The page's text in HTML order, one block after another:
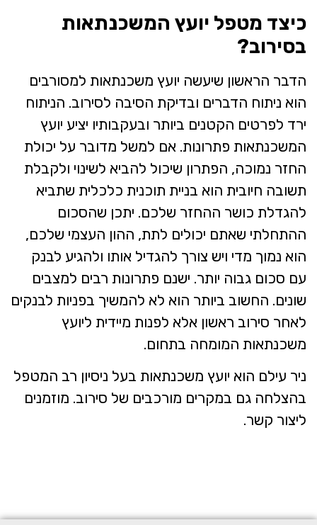
כיצד מטפל יועץ המשכנתאות
בסירוב?
הדבר הראשון שיעשה יועץ משכנתאות למסורבים
הוא ניתוח הדברים ובדיקת הסיבה לסירוב. הניתוח
ירד לפרטים הקטנים ביותר ובעקבותיו יציע יועץ
המשכנתאות פתרונות. אם למשל מדובר על יכולת
החזר נמוכה, הפתרון שיכול להביא לשינוי ולקבלת
תשובה חיובית הוא בניית תוכנית כלכלית שתביא
להגדלת כושר ההחזר שלכם. יתכן שהסכום
ההתחלתי שאתם יכולים לתת, ההון העצמי שלכם,
הוא נמוך מדי ויש צורך להגדיל אותו ולהגיע לבנק
עם סכום גבוה יותר. ישנם פתרונות רבים למצבים
שונים. החשוב ביותר הוא לא להמשיך בפניות לבנקים
לאחר סירוב ראשון אלא לפנות מיידית ליועץ
משכנתאות המומחה בתחום.
ניר עילם הוא יועץ משכנתאות בעל ניסיון רב המטפל
בהצלחה גם במקרים מורכבים של סירוב. מוזמנים
ליצור קשר.